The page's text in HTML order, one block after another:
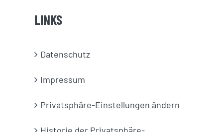
LINKS
Datenschutz
Impressum
Privatsphäre-Einstellungen ändern